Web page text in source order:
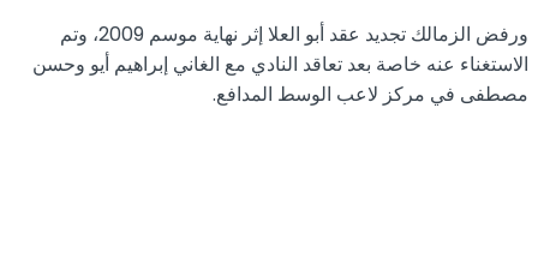
ورفض الزمالك تجديد عقد أبو العلا إثر نهاية موسم 2009، وتم
الاستغناء عنه خاصة بعد تعاقد النادي مع الغاني إبراهيم أيو وحسن
مصطفى في مركز لاعب الوسط المدافع.